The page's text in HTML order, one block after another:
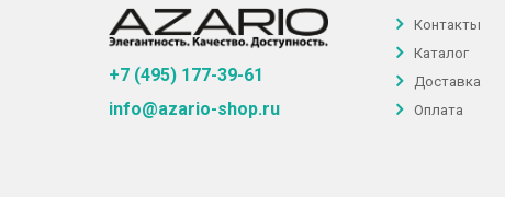
+7 (495) 177-39-61
info@azario-shop.ru
Контакты
Каталог
Доставка
Оплата